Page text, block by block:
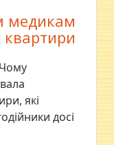
медикам
квартири
які
досі